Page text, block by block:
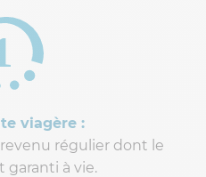
viagère :
régulier dont le
à vie.